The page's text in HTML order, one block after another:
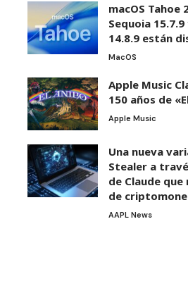
macOS Tahoe
Sequoia
14.8.9 están
MacOS
Apple Music
150 años de
Apple Music
Una nueva
Stealer a
de Claude
de
AAPL News